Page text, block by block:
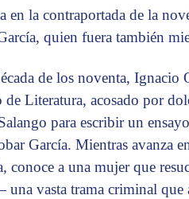
en la contraportada de la
quien fuera también
de los noventa,
Literatura, acosado por
para escribir un
García. Mientras avanza
conoce a una mujer que
una vasta trama criminal que